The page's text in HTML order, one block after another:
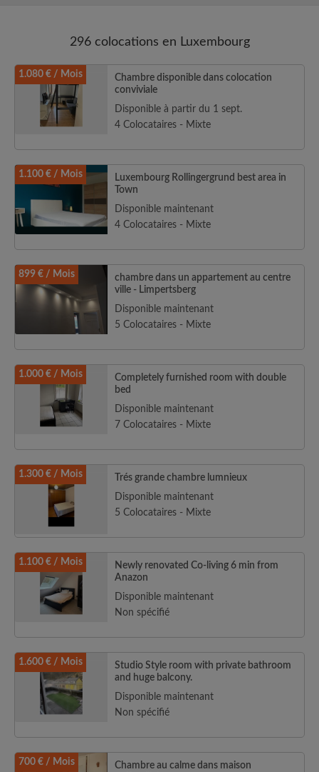
296 colocations en Luxembourg
1.080 € / Mois
Chambre disponible dans colocation
conviviale
Disponible à partir du 1 sept.
4 Colocataires - Mixte
1.100 € / Mois
Luxembourg Rollingergrund best area in
Town
Disponible maintenant
4 Colocataires - Mixte
899 € / Mois
chambre dans un appartement au centre
ville - Limpertsberg
Disponible maintenant
5 Colocataires - Mixte
1.000 € / Mois
Completely furnished room with double
bed
Disponible maintenant
7 Colocataires - Mixte
1.300 € / Mois
Trés grande chambre lumnieux
Disponible maintenant
5 Colocataires - Mixte
1.100 € / Mois
Newly renovated Co-living 6 min from
Anazon
Disponible maintenant
Non spécifié
1.600 € / Mois
Studio Style room with private bathroom
and huge balcony.
Disponible maintenant
Non spécifié
700 € / Mois
Chambre au calme dans maison